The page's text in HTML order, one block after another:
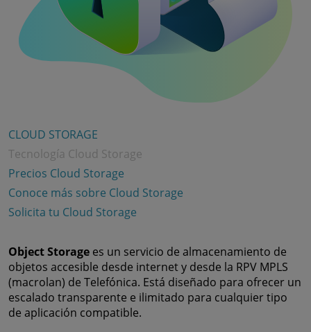
CLOUD STORAGE
Tecnología Cloud Storage
Precios Cloud Storage
Conoce más sobre Cloud Storage
Solicita tu Cloud Storage
Object Storage es un servicio de almacenamiento de
objetos accesible desde internet y desde la RPV MPLS
(macrolan) de Telefónica. Está diseñado para ofrecer un
escalado transparente e ilimitado para cualquier tipo
de aplicación compatible.